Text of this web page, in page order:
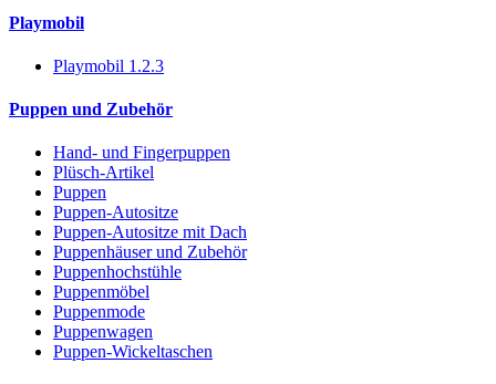
Playmobil
Playmobil 1.2.3
Puppen und Zubehör
Hand- und Fingerpuppen
Plüsch-Artikel
Puppen
Puppen-Autositze
Puppen-Autositze mit Dach
Puppenhäuser und Zubehör
Puppenhochstühle
Puppenmöbel
Puppenmode
Puppenwagen
Puppen-Wickeltaschen